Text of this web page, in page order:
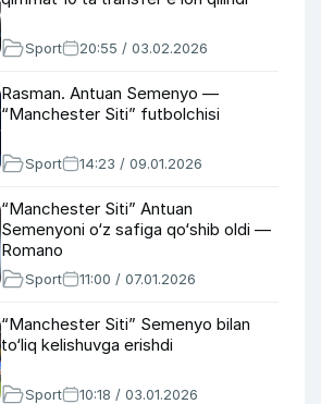
Sport 20:55 / 03.02.2026
Rasman. Antuan Semenyo —
“Manchester Siti” futbolchisi
Sport 14:23 / 09.01.2026
“Manchester Siti” Antuan
Semenyoni o‘z safiga qo‘shib oldi —
Romano
Sport 11:00 / 07.01.2026
“Manchester Siti” Semenyo bilan
to‘liq kelishuvga erishdi
Sport 10:18 / 03.01.2026